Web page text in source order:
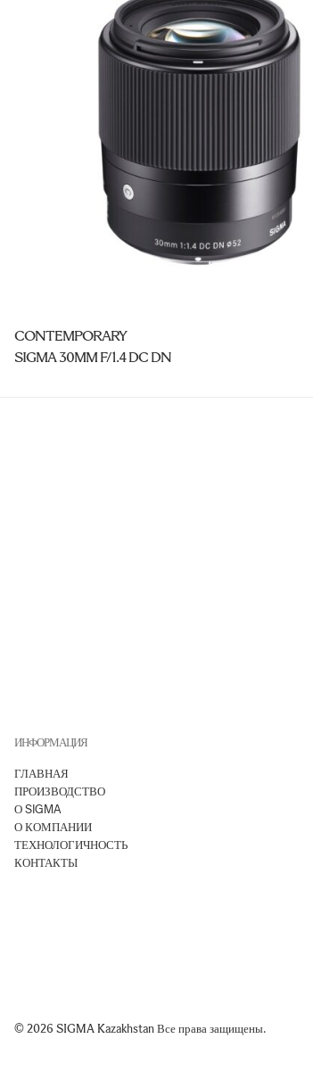
CONTEMPORARY
SIGMA 30MM F/1.4 DC DN
ИНФОРМАЦИЯ
ГЛАВНАЯ
ПРОИЗВОДСТВО
О SIGMA
О КОМПАНИИ
ТЕХНОЛОГИЧНОСТЬ
КОНТАКТЫ
© 2026 SIGMA Kazakhstan Все права защищены.